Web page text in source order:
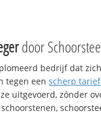
door
bedrijf dat
tegen eenscherp tarief
uitgevoerd, zónder